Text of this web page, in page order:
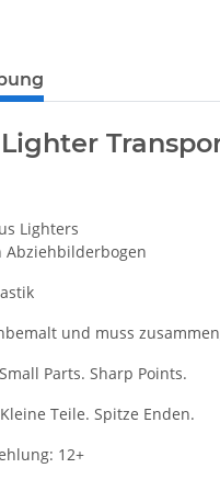
Lighters
Abziehbilderbogen
und muss
Small Parts. Sharp Points.
Kleine Teile. Spitze Enden.
12+